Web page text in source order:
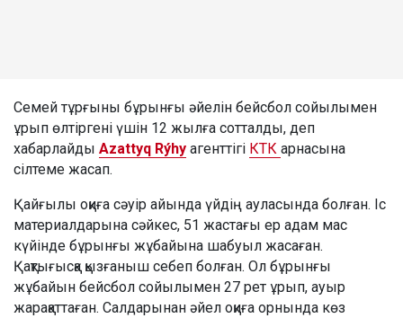
Семей тұрғыны бұрынғы әйелін бейсбол сойылымен
ұрып өлтіргені үшін 12 жылға сотталды, деп
хабарлайды Azattyq Rýhy агенттігі КТК арнасына
сілтеме жасап.
Қайғылы оқиға сәуір айында үйдің ауласында болған. Іс
материалдарына сәйкес, 51 жастағы ер адам мас
күйінде бұрынғы жұбайына шабуыл жасаған.
Қақтығысқа қызғаныш себеп болған. Ол бұрынғы
жұбайын бейсбол сойылымен 27 рет ұрып, ауыр
жарақаттаған. Салдарынан әйел оқиға орнында көз